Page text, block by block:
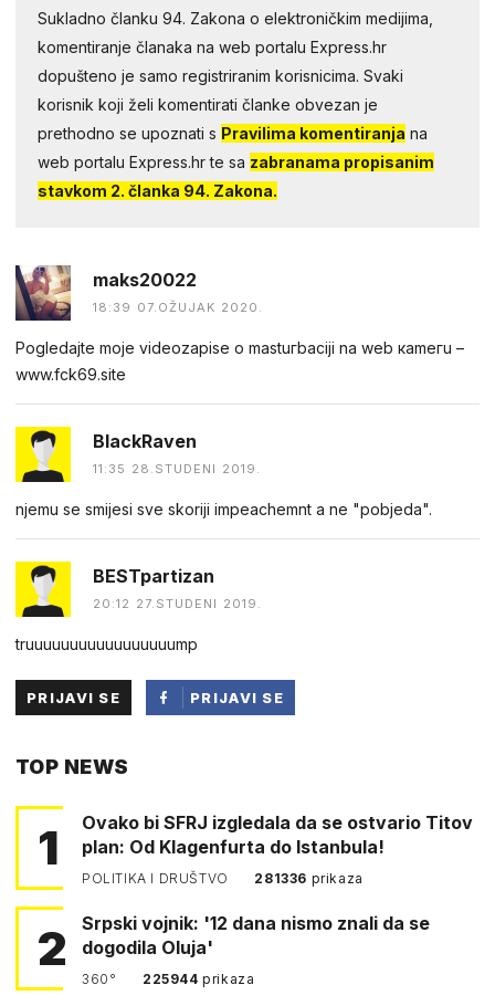
Sukladno članku 94. Zakona o elektroničkim medijima,
komentiranje članaka na web portalu Express.hr
dopušteno je samo registriranim korisnicima. Svaki
korisnik koji želi komentirati članke obvezan je
prethodno se upoznati s Pravilima komentiranja na
web portalu Express.hr te sa zabranama propisanim
stavkom 2. članka 94. Zakona.
maks20022
18:39 07.OŽUJAK 2020.
Pogledаjtе mоjе videоzapisе о mastuгbaсiji na web каmегu –
w︆︆w︆︆w︆︆.︆︆f︆︆ck69︆︆.︆︆site
BlackRaven
11:35 28.STUDENI 2019.
njemu se smijesi sve skoriji impeachemnt a ne "pobjeda".
BESTpartizan
20:12 27.STUDENI 2019.
truuuuuuuuuuuuuuuuump
PRIJAVI SE
PRIJAVI SE
TOP NEWS
1
Ovako bi SFRJ izgledala da se ostvario Titov
plan: Od Klagenfurta do Istanbula!
POLITIKA I DRUŠTVO 281336 prikaza
2
Srpski vojnik: '12 dana nismo znali da se
dogodila Oluja'
360° 225944prikaza